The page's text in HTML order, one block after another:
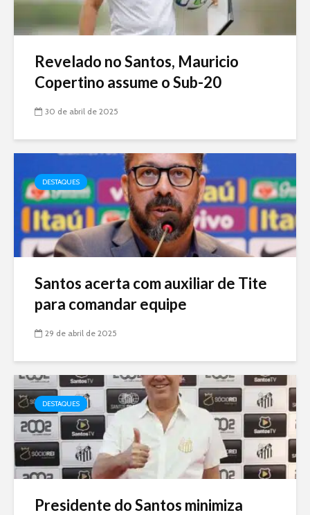
Revelado no Santos, Mauricio
Copertino assume o Sub-20
30 de abril de 2025
DESTAQUES
Santos acerta com auxiliar de Tite
para comandar equipe
29 de abril de 2025
DESTAQUES
Presidente do Santos minimiza